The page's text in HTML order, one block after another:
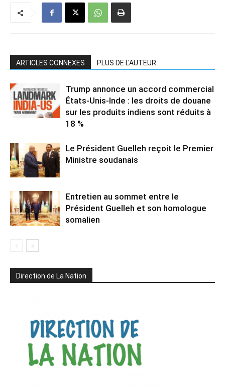
ARTICLES CONNEXES PLUS DE L'AUTEUR
Trump annonce un accord commercial
États-Unis-Inde : les droits de douane
sur les produits indiens sont réduits à
18 %
Le Président Guelleh reçoit le Premier
Ministre soudanais
Entretien au sommet entre le
Président Guelleh et son homologue
somalien
Direction de La Nation